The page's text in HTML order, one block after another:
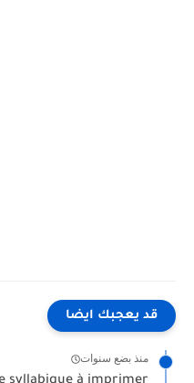
قد يعجبك ايضا
منذ بضع سنوات